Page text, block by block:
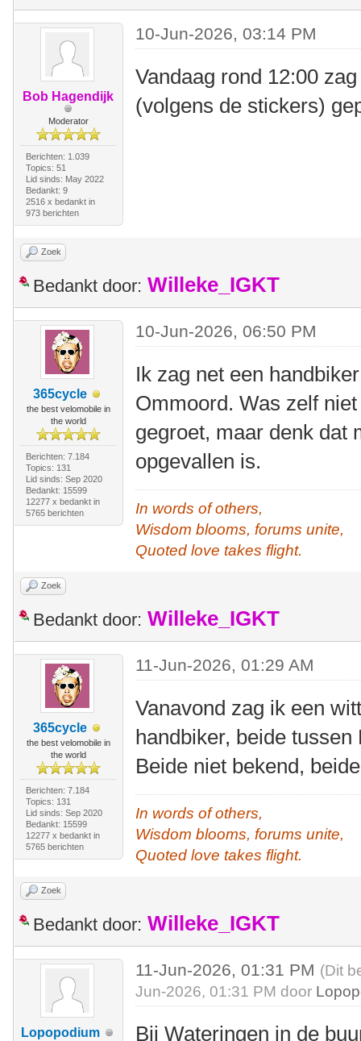
Bob Hagendijk
Moderator
Berichten: 1.039
Topics: 51
Lid sinds: May 2022
Bedankt: 9
2516 x bedankt in
973 berichten
10-Jun-2026, 03:14 PM
Vandaag rond 12:00
(volgens de stickers)
Zoek
Bedankt door: Willeke_IGKT
365cycle
the best velomobile in
the world
Berichten: 7.184
Topics: 131
Lid sinds: Sep 2020
Bedankt: 15599
12277 x bedankt in
5765 berichten
10-Jun-2026, 06:50 PM
Ik zag net een
Ommoord. Was zelf
gegroet, maar denk dat
opgevallen is.
In words of others,
Wisdom blooms, forums unite,
Quoted love takes flight.
Zoek
Bedankt door: Willeke_IGKT
365cycle
the best velomobile in
the world
Berichten: 7.184
Topics: 131
Lid sinds: Sep 2020
Bedankt: 15599
12277 x bedankt in
5765 berichten
11-Jun-2026, 01:29 AM
Vanavond zag ik een
handbiker, beide
Beide niet bekend,
In words of others,
Wisdom blooms, forums unite,
Quoted love takes flight.
Zoek
Bedankt door: Willeke_IGKT
Lopopodium
11-Jun-2026, 01:31 PM (Dit
Jun-2026, 01:31 PM door
Bij Wateringen in de